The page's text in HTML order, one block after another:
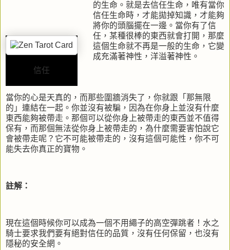
信任
的生命。就是去信任生命，唯有當你
信任生命時，才能拋掉知識，才能夠
將你的頭腦擺在一邊。當你有了信
任，某種很棒的東西就會打開，那麼
這個生命就不再是一般的生命，它變
成充滿著神性，洋溢著神性。
當你的心是天真的，而那些圍牆消失了，你就跟「那無限
的」連結在一起。你並沒有被騙，因為在你身上並沒有什麼
東西能夠被帶走。那個可以從你身上被帶走的東西並不值得
保有，而那個無法從你身上被帶走的，為什麼需要害怕說它
會被帶走呢？它不可能被帶走的，沒有這個可能性，你不可
能失去你真正的寶物。
註解：
現在這個時候你可以成為一個不用繩子的高空彈跳者！水之
騎士要求我們要有絕對信任的品質，沒有任何保留，也沒有
隱秘的安全網。